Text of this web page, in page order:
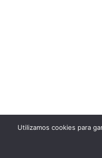
Utilizamos cookies para